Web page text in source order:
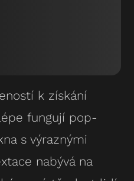
k získání
fungují pop-
s výraznými
nabývá na